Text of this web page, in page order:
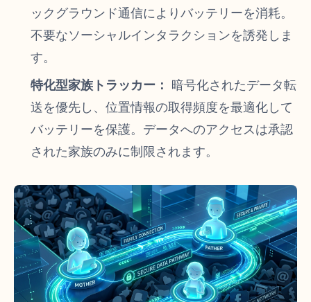
ックグラウンド通信によりバッテリーを消耗。
不要なソーシャルインタラクションを誘発しま
す。
特化型家族トラッカー：
暗号化されたデータ転
送を優先し、位置情報の取得頻度を最適化して
バッテリーを保護。データへのアクセスは承認
された家族のみに制限されます。